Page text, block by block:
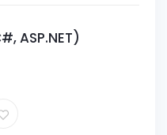
ASP.NET)